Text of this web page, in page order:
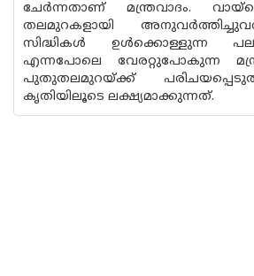
ചേർന്നതാണ് മന്ത്രവാദം.
തലമുറകളായി
സിദ്ധികൾ ഉൾക്കൊള്ളുന്ന
എന്നപോലെ വേരറ്റുപോകുന്ന
പുതുതലമുറയ്ക്ക്
കൃതിയിലൂടെ ലക്ഷ‌്യമാക്കുന്നത്.